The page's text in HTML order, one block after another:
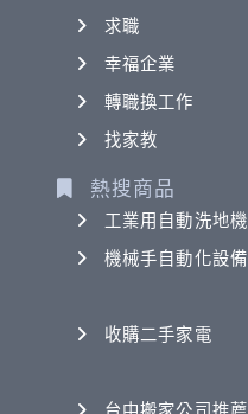
求職
幸福企業
轉職換工作
找家教
熱搜商品
工業用自動洗地機
機械手自動化設備
收購二手家電